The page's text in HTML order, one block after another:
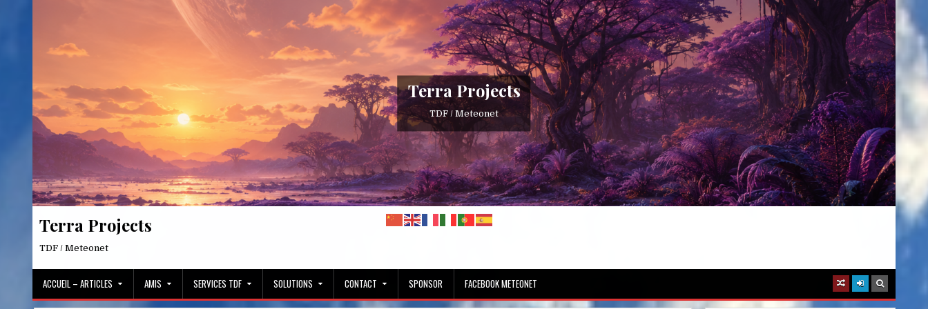
Terra Projects
TDF / Meteonet
Terra Projects
TDF / Meteonet
ACCUEIL – ARTICLES AMIS SERVICES TDF SOLUTIONS CONTACT SPONSOR FACEBOOK METEONET